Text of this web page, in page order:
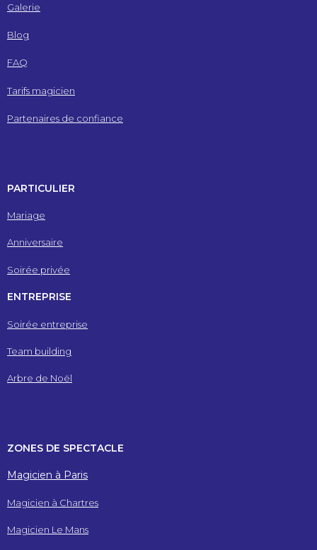
Galerie
Blog
FAQ
Tarifs magicien
Partenaires de confiance
PARTICULIER
Mariage
Anniversaire
Soirée privée
ENTREPRISE
Soirée entreprise
Team building
Arbre de Noël
ZONES DE SPECTACLE
Magicien à Paris
Magicien à Chartres
Magicien Le Mans